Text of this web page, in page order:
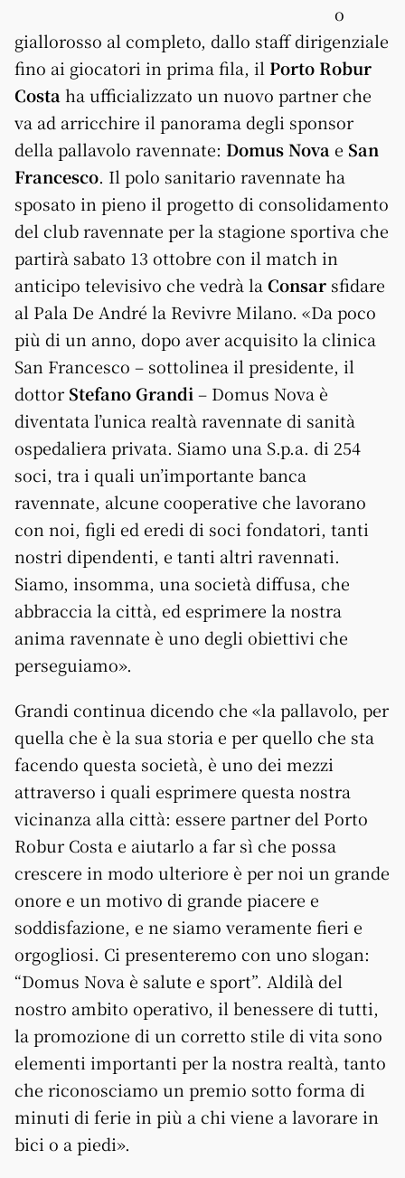
o
giallorosso al completo, dallo staff dirigenziale
fino ai giocatori in prima fila, il Porto Robur
Costa ha ufficializzato un nuovo partner che
va ad arricchire il panorama degli sponsor
della pallavolo ravennate: Domus Nova e San
Francesco. Il polo sanitario ravennate ha
sposato in pieno il progetto di consolidamento
del club ravennate per la stagione sportiva che
partirà sabato 13 ottobre con il match in
anticipo televisivo che vedrà la Consar sfidare
al Pala De André la Revivre Milano. «Da poco
più di un anno, dopo aver acquisito la clinica
San Francesco – sottolinea il presidente, il
dottorStefano Grandi – Domus Nova è
diventata l’unica realtà ravennate di sanità
ospedaliera privata. Siamo una S.p.a. di 254
soci, tra i quali un’importante banca
ravennate, alcune cooperative che lavorano
con noi, figli ed eredi di soci fondatori, tanti
nostri dipendenti, e tanti altri ravennati.
Siamo, insomma, una società diffusa, che
abbraccia la città, ed esprimere la nostra
anima ravennate è uno degli obiettivi che
perseguiamo».
Grandi continua dicendo che «la pallavolo, per
quella che è la sua storia e per quello che sta
facendo questa società, è uno dei mezzi
attraverso i quali esprimere questa nostra
vicinanza alla città: essere partner del Porto
Robur Costa e aiutarlo a far sì che possa
crescere in modo ulteriore è per noi un grande
onore e un motivo di grande piacere e
soddisfazione, e ne siamo veramente fieri e
orgogliosi. Ci presenteremo con uno slogan:
“Domus Nova è salute e sport”. Aldilà del
nostro ambito operativo, il benessere di tutti,
la promozione di un corretto stile di vita sono
elementi importanti per la nostra realtà, tanto
che riconosciamo un premio sotto forma di
minuti di ferie in più a chi viene a lavorare in
bici o a piedi».